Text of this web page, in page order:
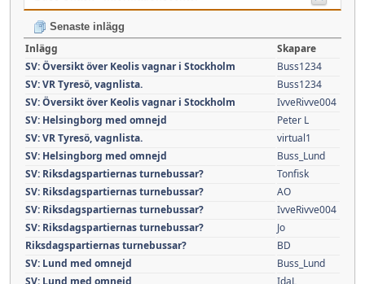
Senaste inlägg
Inlägg
Skapare
SV: Översikt över Keolis vagnar i Stockholm
Buss1234
SV: VR Tyresö, vagnlista.
Buss1234
SV: Översikt över Keolis vagnar i Stockholm
IvveRivve004
SV: Helsingborg med omnejd
Peter L
SV: VR Tyresö, vagnlista.
virtual1
SV: Helsingborg med omnejd
Buss_Lund
SV: Riksdagspartiernas turnebussar?
Tonfisk
SV: Riksdagspartiernas turnebussar?
AO
SV: Riksdagspartiernas turnebussar?
IvveRivve004
SV: Riksdagspartiernas turnebussar?
Jo
Riksdagspartiernas turnebussar?
BD
SV: Lund med omnejd
Buss_Lund
SV: Lund med omnejd
IdaL